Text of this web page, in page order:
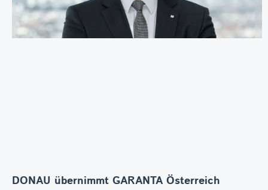
DONAU übernimmt GARANTA Österreich